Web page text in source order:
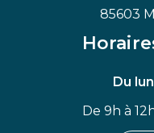
85603
Du
De 9h à